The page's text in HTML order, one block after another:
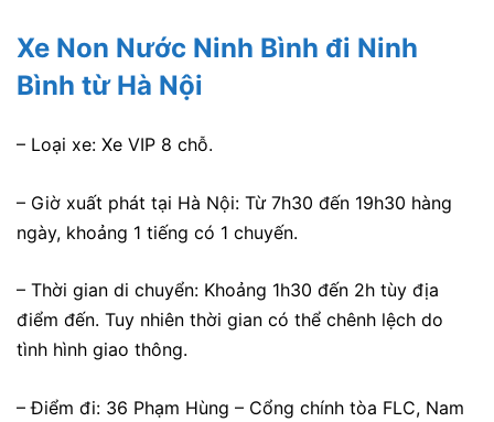
Xe Non Nước Ninh Bình đi Ninh
Bình từ Hà Nội
– Loại xe: Xe VIP 8 chỗ.
– Giờ xuất phát tại Hà Nội: Từ 7h30 đến 19h30 hàng
ngày, khoảng 1 tiếng có 1 chuyến.
– Thời gian di chuyển: Khoảng 1h30 đến 2h tùy địa
điểm đến. Tuy nhiên thời gian có thể chênh lệch do
tình hình giao thông.
– Điểm đi: 36 Phạm Hùng – Cổng chính tòa FLC, Nam